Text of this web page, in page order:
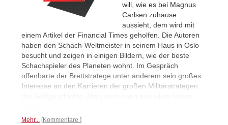
will, wie es bei Magnus
Carlsen zuhause
aussieht, dem wird mit
einem Artikel der Financial Times geholfen. Die Autoren
haben den Schach-Weltmeister in seinem Haus in Oslo
besucht und zeigen in einigen Bildern, wie der beste
Schachspieler des Planeten wohnt. Im Gespräch
offenbarte der Brettstratege unter anderem sein großes
Interesse an den Karrieren der großen Militärstrategen
Mehr... Kommentare